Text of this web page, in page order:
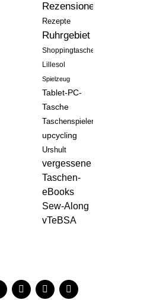
Rezensionen
Rezepte
Ruhrgebiet
Shoppingtasche
Lillesol
Spielzeug
Tablet-PC-
Tasche
Taschenspieler
upcycling
Urshult
vergessene
Taschen-
eBooks
Sew-Along
vTeBSA